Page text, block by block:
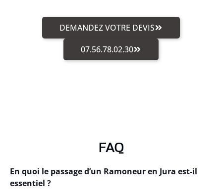
DEMANDEZ VOTRE DEVIS
07.56.78.02.30
FAQ
En quoi le passage d’un Ramoneur en Jura est-il
essentiel ?